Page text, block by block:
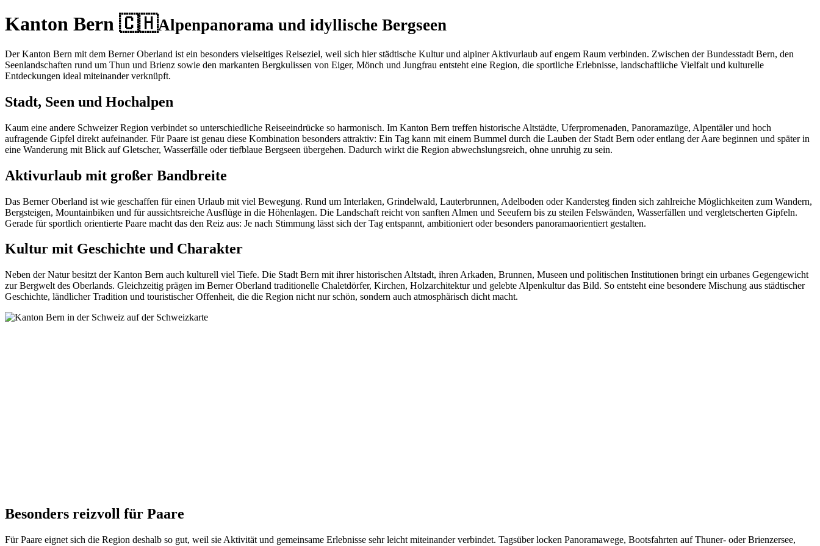
Kanton Bern 🇨🇭Alpenpanorama und idyllische Bergseen
Der Kanton Bern mit dem Berner Oberland ist ein besonders vielseitiges Reiseziel, weil sich hier städtische Kultur und alpiner Aktivurlaub auf engem Raum verbinden. Zwischen der Bundesstadt Bern, den
Seenlandschaften rund um Thun und Brienz sowie den markanten Bergkulissen von Eiger, Mönch und Jungfrau entsteht eine Region, die sportliche Erlebnisse, landschaftliche Vielfalt und kulturelle
Entdeckungen ideal miteinander verknüpft.
Stadt, Seen und Hochalpen
Kaum eine andere Schweizer Region verbindet so unterschiedliche Reiseeindrücke so harmonisch. Im Kanton Bern treffen historische Altstädte, Uferpromenaden, Panoramazüge, Alpentäler und hoch
aufragende Gipfel direkt aufeinander. Für Paare ist genau diese Kombination besonders attraktiv: Ein Tag kann mit einem Bummel durch die Lauben der Stadt Bern oder entlang der Aare beginnen und später in
eine Wanderung mit Blick auf Gletscher, Wasserfälle oder tiefblaue Bergseen übergehen. Dadurch wirkt die Region abwechslungsreich, ohne unruhig zu sein.
Aktivurlaub mit großer Bandbreite
Das Berner Oberland ist wie geschaffen für einen Urlaub mit viel Bewegung. Rund um Interlaken, Grindelwald, Lauterbrunnen, Adelboden oder Kandersteg finden sich zahlreiche Möglichkeiten zum Wandern,
Bergsteigen, Mountainbiken und für aussichtsreiche Ausflüge in die Höhenlagen. Die Landschaft reicht von sanften Almen und Seeufern bis zu steilen Felswänden, Wasserfällen und vergletscherten Gipfeln.
Gerade für sportlich orientierte Paare macht das den Reiz aus: Je nach Stimmung lässt sich der Tag entspannt, ambitioniert oder besonders panoramaorientiert gestalten.
Kultur mit Geschichte und Charakter
Neben der Natur besitzt der Kanton Bern auch kulturell viel Tiefe. Die Stadt Bern mit ihrer historischen Altstadt, ihren Arkaden, Brunnen, Museen und politischen Institutionen bringt ein urbanes Gegengewicht
zur Bergwelt des Oberlands. Gleichzeitig prägen im Berner Oberland traditionelle Chaletdörfer, Kirchen, Holzarchitektur und gelebte Alpenkultur das Bild. So entsteht eine besondere Mischung aus städtischer
Geschichte, ländlicher Tradition und touristischer Offenheit, die die Region nicht nur schön, sondern auch atmosphärisch dicht macht.
Besonders reizvoll für Paare
Für Paare eignet sich die Region deshalb so gut, weil sie Aktivität und gemeinsame Erlebnisse sehr leicht miteinander verbindet. Tagsüber locken Panoramawege, Bootsfahrten auf Thuner- oder Brienzersee,